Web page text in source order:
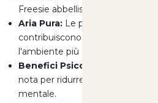
Freesie abbelliscono ogni
Aria Pura: Le piante, attraverso
contribuiscono a migliorare la
l'ambiente più sano.
Benefici Psico-Fisici:
nota per ridurre lo stress e
mentale.